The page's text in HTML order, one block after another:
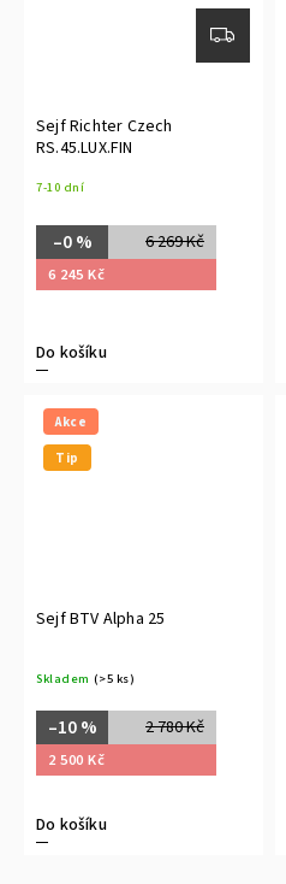
Sejf Richter Czech
RS.45.LUX.FIN
7-10 dní
6 269 Kč
–0 %
6 245 Kč
Do košíku
Akce
Tip
Sejf BTV Alpha 25
Skladem (>5 ks)
2 780 Kč
–10 %
2 500 Kč
Do košíku